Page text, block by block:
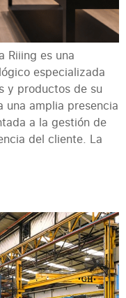
Riiing es una
especializada
y productos de su
una amplia presencia
a la gestión de
del cliente. La